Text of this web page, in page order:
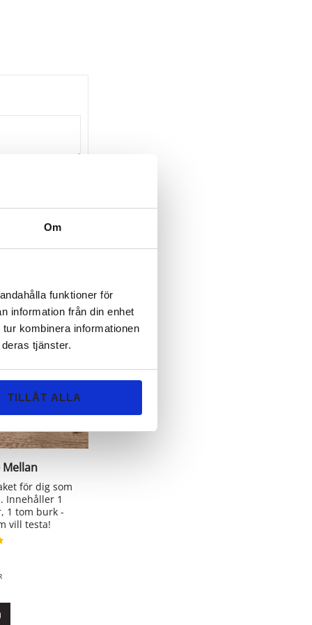
Om
funktioner för
information från din enhet
kombinera informationen
tjänster.
TILLÅT ALLA
Mellan
för dig som
Innehåller 1
1 tom burk -
vill testa!